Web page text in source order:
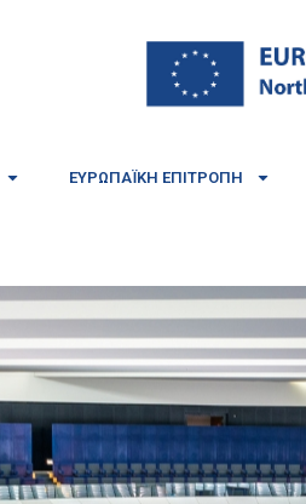
ΕΥΡΩΠΑΪΚΉ ΕΠΙΤΡΟΠΉ